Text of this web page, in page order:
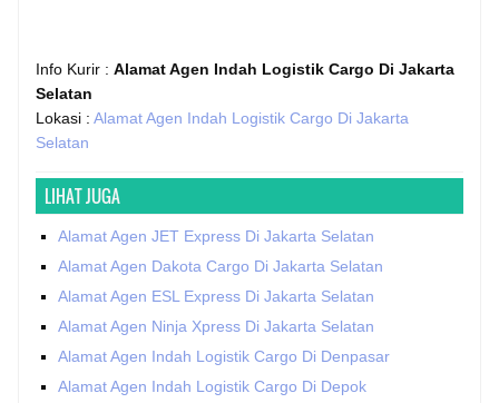
Info Kurir : Alamat Agen Indah Logistik Cargo Di Jakarta
Selatan
Lokasi : Alamat Agen Indah Logistik Cargo Di Jakarta
Selatan
LIHAT JUGA
Alamat Agen JET Express Di Jakarta Selatan
Alamat Agen Dakota Cargo Di Jakarta Selatan
Alamat Agen ESL Express Di Jakarta Selatan
Alamat Agen Ninja Xpress Di Jakarta Selatan
Alamat Agen Indah Logistik Cargo Di Denpasar
Alamat Agen Indah Logistik Cargo Di Depok